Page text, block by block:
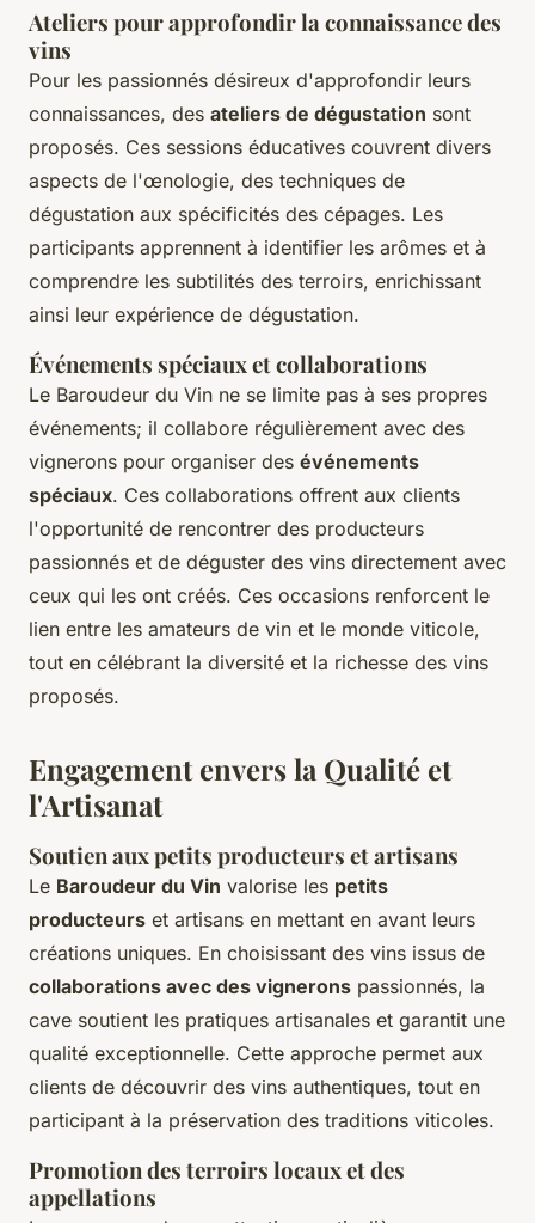
Ateliers pour approfondir la connaissance des
vins
Pour les passionnés désireux d'approfondir leurs
connaissances, des ateliers de dégustation sont
proposés. Ces sessions éducatives couvrent divers
aspects de l'œnologie, des techniques de
dégustation aux spécificités des cépages. Les
participants apprennent à identifier les arômes et à
comprendre les subtilités des terroirs, enrichissant
ainsi leur expérience de dégustation.
Événements spéciaux et collaborations
Le Baroudeur du Vin ne se limite pas à ses propres
événements; il collabore régulièrement avec des
vignerons pour organiser des événements
spéciaux. Ces collaborations offrent aux clients
l'opportunité de rencontrer des producteurs
passionnés et de déguster des vins directement avec
ceux qui les ont créés. Ces occasions renforcent le
lien entre les amateurs de vin et le monde viticole,
tout en célébrant la diversité et la richesse des vins
proposés.
Engagement envers la Qualité et
l'Artisanat
Soutien aux petits producteurs et artisans
Le Baroudeur du Vin valorise les petits
producteurs et artisans en mettant en avant leurs
créations uniques. En choisissant des vins issus de
collaborations avec des vignerons passionnés, la
cave soutient les pratiques artisanales et garantit une
qualité exceptionnelle. Cette approche permet aux
clients de découvrir des vins authentiques, tout en
participant à la préservation des traditions viticoles.
Promotion des terroirs locaux et des
appellations